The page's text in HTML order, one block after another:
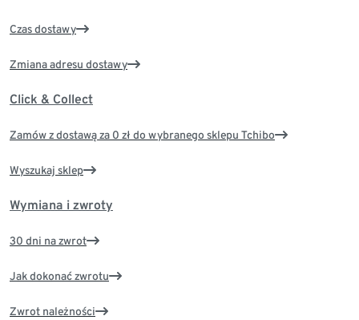
Czas dostawy
Zmiana adresu dostawy
Click & Collect
Zamów z dostawą za 0 zł do wybranego sklepu Tchibo
Wyszukaj sklep
Wymiana i zwroty
30 dni na zwrot
Jak dokonać zwrotu
Zwrot należności